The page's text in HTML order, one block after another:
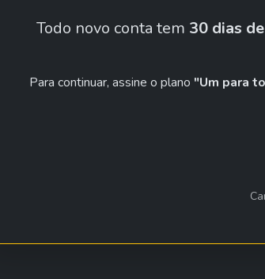
Todo novo conta tem 30 dias
Para continuar, assine o plano "Um para